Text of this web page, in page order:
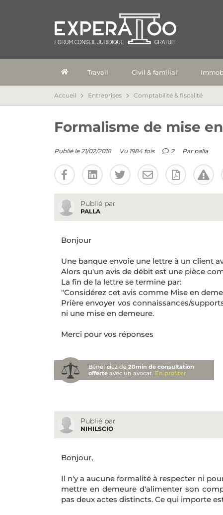
Travail Civil & familial
Accueil Entreprises Comptabilité & fiscalité
Formalisme de mise
Publié le 21/02/2018 Vu 1984 fois 2 Par palla
Publié par
PALLA
Bonjour
Une banque envoie une lettre à un client
Alors qu'un avis de débit est une pièce
La fin de la lettre se termine par:
"Considérez cet avis comme Mise en
Prière envoyer vos connaissances/
ni une mise en demeure.
Merci pour vos réponses
Bénéficiez de20min de consultation
offerte avec un avocat. En profiter
Publié par
NIHILSCIO
Bonjour,
Il n'y a aucune formalité à respecter ni
mettre en demeure d'alimenter son
pas deux actes distincts. Ce qui importe